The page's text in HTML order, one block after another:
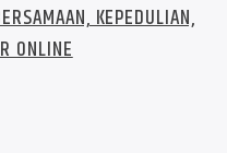
KEPEDULIAN,
ONLINE